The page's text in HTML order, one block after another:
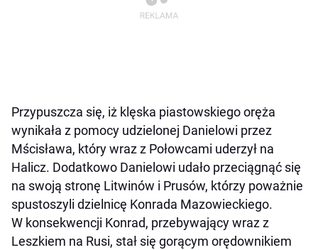
Przypuszcza się, iż klęska piastowskiego oręża
wynikała z pomocy udzielonej Danielowi przez
Mścisława, który wraz z Połowcami uderzył na
Halicz. Dodatkowo Danielowi udało przeciągnąć się
na swoją stronę Litwinów i Prusów, którzy poważnie
spustoszyli dzielnicę Konrada Mazowieckiego.
W konsekwencji Konrad, przebywający wraz z
Leszkiem na Rusi, stał się gorącym orędownikiem